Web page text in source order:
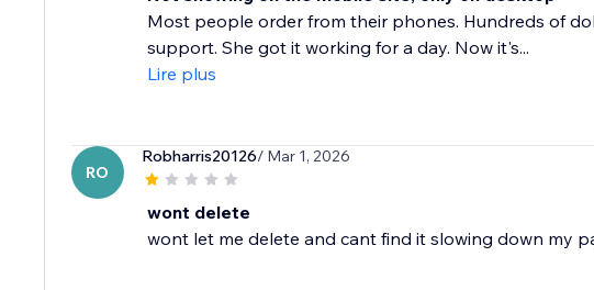
Most people order from their phones. Hundreds of
support. She got it working for a day. Now it's...
Lire plus
RO
Robharris20126/ Mar 1, 2026
wont delete